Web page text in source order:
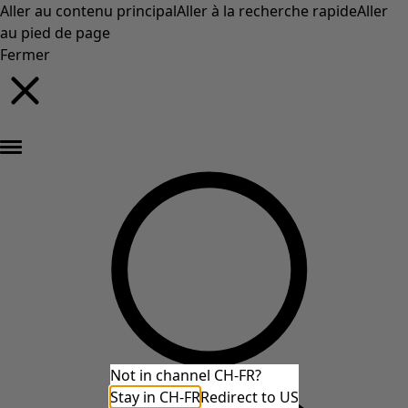
Aller au contenu principalAller à la recherche rapideAller
au pied de page
Fermer
Not in channel CH-FR?
Stay in CH-FRRedirect to US